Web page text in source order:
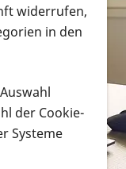
widerrufen,
in den
der Cookie-
Systeme